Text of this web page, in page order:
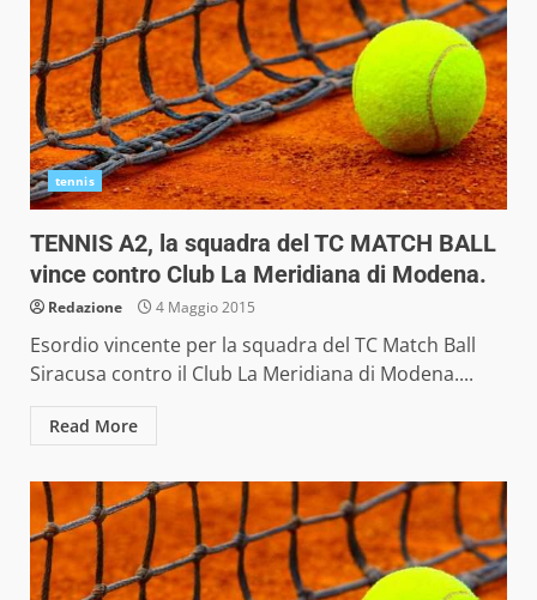
tennis
TENNIS A2, la squadra del TC MATCH BALL
vince contro Club La Meridiana di Modena.
Redazione 4 Maggio 2015
Esordio vincente per la squadra del TC Match Ball
Siracusa contro il Club La Meridiana di Modena....
Read More